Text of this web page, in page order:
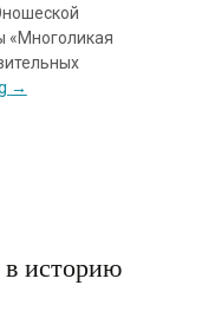
«Многоликая
→
историю